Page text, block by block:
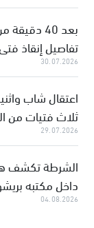
بعد 40
تفاصيل إنقاذ
30.07.2026
اعتقال شاب
ثلاث فتيات من
29.07.2026
الشرطة تكشف
داخل مكتبه
04.08.2026